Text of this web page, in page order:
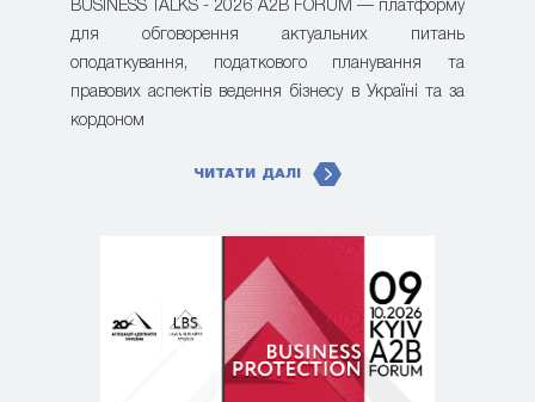
BUSINESS TALKS - 2026 A2B FORUM — платформу
для обговорення актуальних питань
оподаткування, податкового планування та
правових аспектів ведення бізнесу в Україні та за
кордоном
ЧИТАТИ ДАЛІ